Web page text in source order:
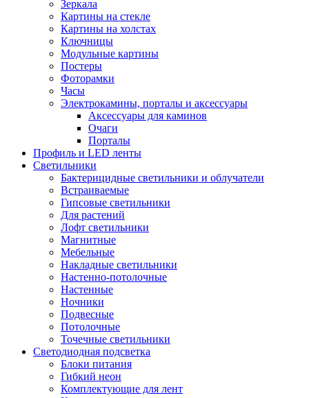
Зеркала
Картины на стекле
Картины на холстах
Ключницы
Модульные картины
Постеры
Фоторамки
Часы
Электрокамины, порталы и аксессуары
Аксессуары для каминов
Очаги
Порталы
Профиль и LED ленты
Светильники
Бактерицидные светильники и облучатели
Встраиваемые
Гипсовые светильники
Для растений
Лофт светильники
Магнитные
Мебельные
Накладные светильники
Настенно-потолочные
Настенные
Ночники
Подвесные
Потолочные
Точечные светильники
Светодиодная подсветка
Блоки питания
Гибкий неон
Комплектующие для лент